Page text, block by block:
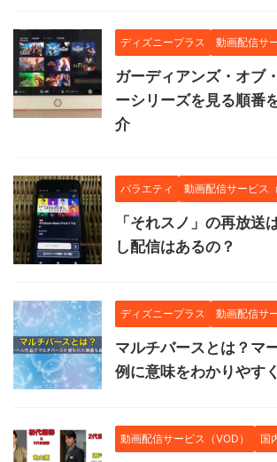
ディズニープラス 動画配信サ
ガーディアンズ・オブ
ーシリーズを見る順番
介
バラエティ 動画配信サービス
「それスノ」の再放送
し配信はあるの？
ディズニープラス 動画配信サ
マルチバースとは？マ
例に意味をわかりやす
動画配信サービス（VOD） 国